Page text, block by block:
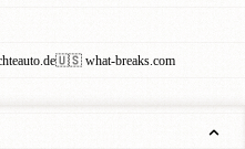
🇺🇸 what-breaks.com